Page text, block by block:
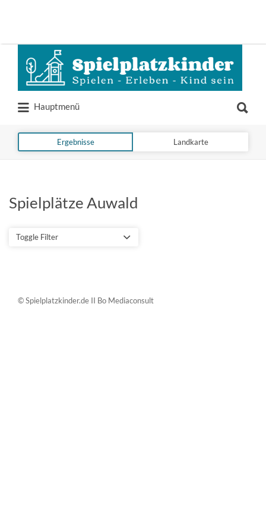
Suchen
nach:
Hauptmenü
nach:
Ergebnisse Landkarte
Spielplätze Auwald
Toggle Filter
© Spielplatzkinder.de II Bo Mediaconsult